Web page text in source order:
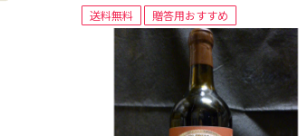
送料無料 贈答用おすすめ